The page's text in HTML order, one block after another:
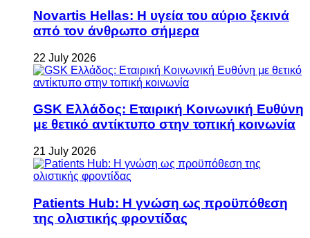
Novartis Hellas: Η υγεία του αύριο ξεκινά
από τον άνθρωπο σήμερα
22 July 2026
GSK Ελλάδος: Εταιρική Κοινωνική Ευθύνη
με θετικό αντίκτυπο στην τοπική κοινωνία
21 July 2026
Patients Hub: Η γνώση ως προϋπόθεση
της ολιστικής φροντίδας